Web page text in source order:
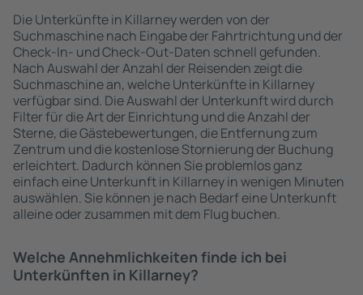
Die Unterkünfte in Killarney werden von der
Suchmaschine nach Eingabe der Fahrtrichtung und der
Check-In- und Check-Out-Daten schnell gefunden.
Nach Auswahl der Anzahl der Reisenden zeigt die
Suchmaschine an, welche Unterkünfte in Killarney
verfügbar sind. Die Auswahl der Unterkunft wird durch
Filter für die Art der Einrichtung und die Anzahl der
Sterne, die Gästebewertungen, die Entfernung zum
Zentrum und die kostenlose Stornierung der Buchung
erleichtert. Dadurch können Sie problemlos ganz
einfach eine Unterkunft in Killarney in wenigen Minuten
auswählen. Sie können je nach Bedarf eine Unterkunft
alleine oder zusammen mit dem Flug buchen.
Welche Annehmlichkeiten finde ich bei
Unterkünften in Killarney?